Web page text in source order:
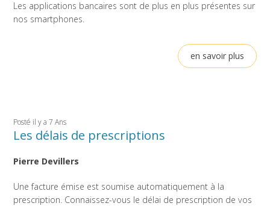
Les applications bancaires sont de plus en plus présentes sur
nos smartphones.
en savoir plus
Posté il y a 7 Ans
Les délais de prescriptions
Pierre Devillers
Une facture émise est soumise automatiquement à la
prescription. Connaissez-vous le délai de prescription de vos